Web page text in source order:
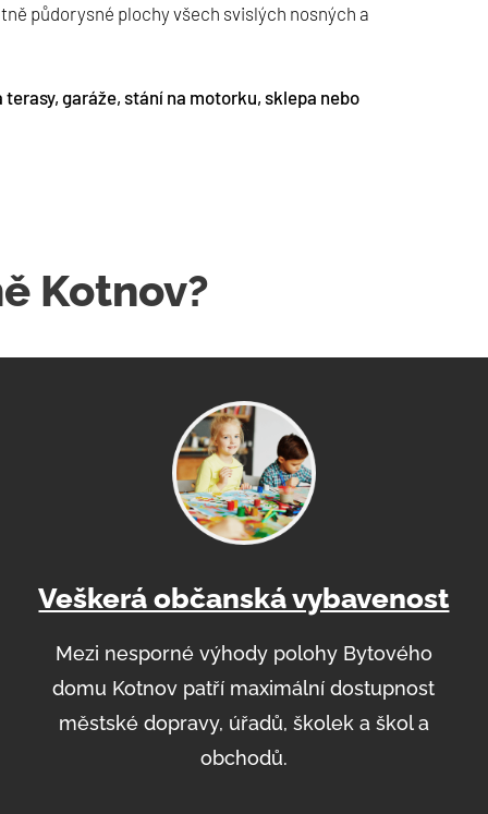
půdorysné plochy všech svislých nosných a
garáže, stání na motorku, sklepa nebo
Kotnov?
Veškerá občanská vybavenost
Mezi nesporné výhody polohy Bytového
domu Kotnov patří maximální dostupnost
městské dopravy, úřadů, školek a škol a
obchodů.